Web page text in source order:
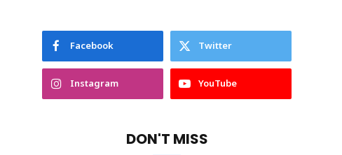
Facebook Twitter
Instagram YouTube
DON'T MISS